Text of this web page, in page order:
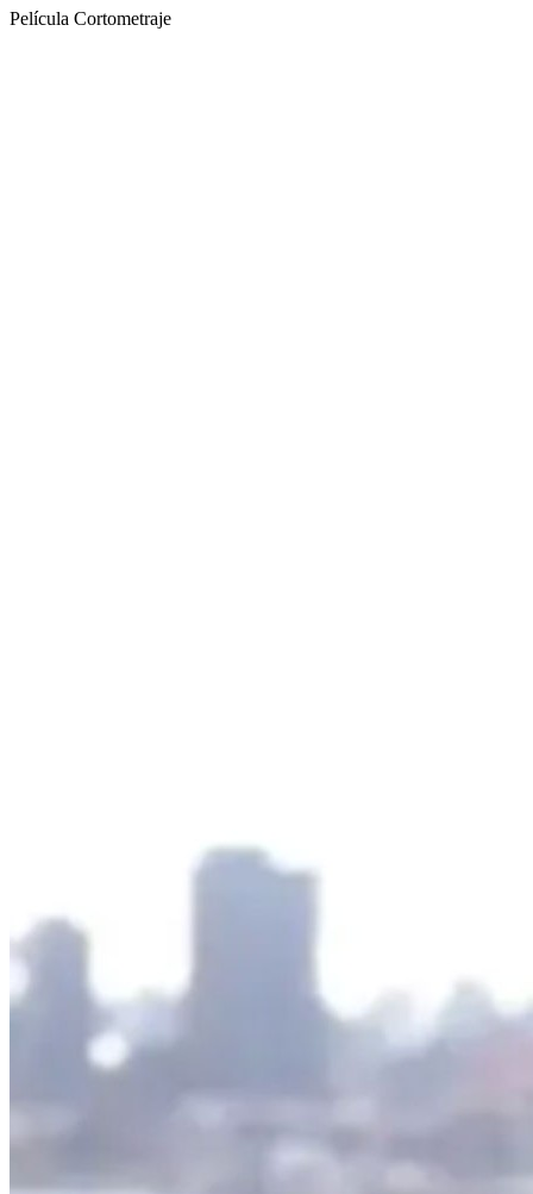
Película Cortometraje